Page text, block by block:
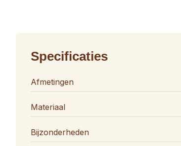
Specificaties
Afmetingen
Materiaal
Bijzonderheden